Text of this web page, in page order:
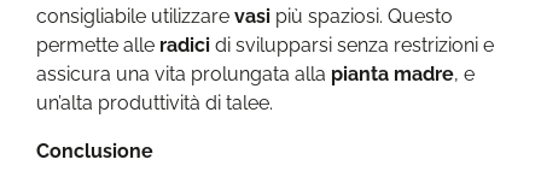
consigliabile utilizzare vasi più spaziosi. Questo
permette alle radici di svilupparsi senza restrizioni e
assicura una vita prolungata alla pianta madre, e
un’alta produttività di talee.
Conclusione